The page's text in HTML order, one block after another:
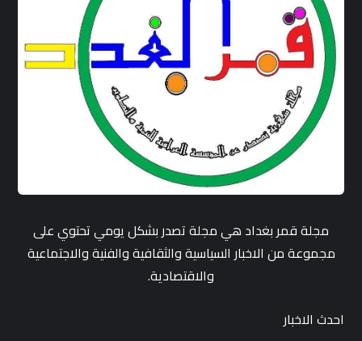
مجلة قمر بغداد هي مجلة تصدر بشكل يومي تحتوي على
مجموعة من الاخبار السياسية والثقافية والفنية والاجتماعية
والاقتصادية.
احدث الاخبار